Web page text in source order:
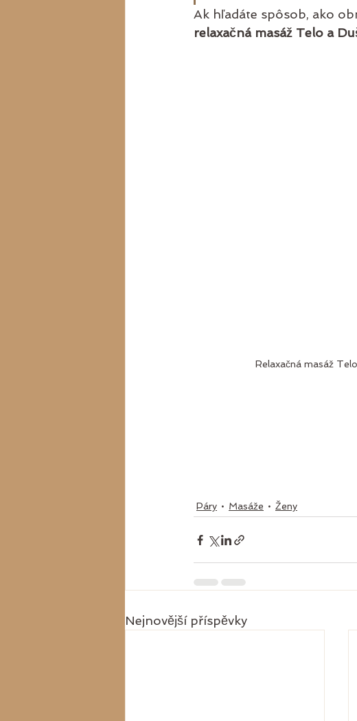
Ak hľadáte spôsob, ako
relaxačná masáž Telo a
Relaxačná masáž
Páry Masáže Ženy
Nejnovější příspěvky